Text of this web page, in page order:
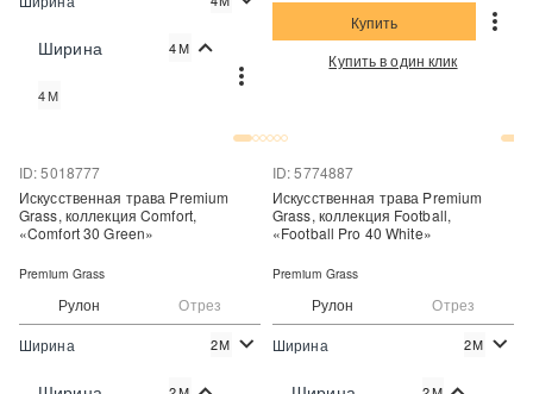
Цена:Ширина 4М
4М
Купить
Купить в один клик
Рулон Отрез
ID: 5018777
Цена:
Искусственная трава Premium
Grass, коллекция Comfort,
«Comfort 30 Green»
Premium Grass
Ширина 2М
Рулон Отрез
ID: 5774887
Цена:
Искусственная трава Premium
Grass, коллекция Football,
«Football Pro 40 White»
Premium Grass
Ширина 2М